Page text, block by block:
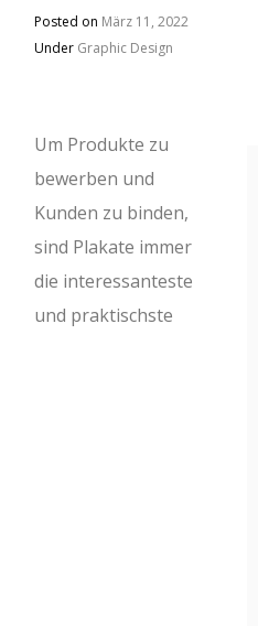
Posted on März 11, 2022
Under Graphic Design
Um Produkte zu
bewerben und
Kunden zu binden,
sind Plakate immer
die interessanteste
und praktischste